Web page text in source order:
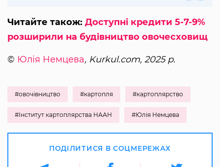
Читайте також: Доступні кредити 5-7-9%
розширили на будівництво овочесховищ
© Юлія Немцева, Kurkul.com, 2025 р.
#овочівництво #картопля #картоплярство
#Інститут картоплярства НААН #Юлія Немцева
ПОДІЛИТИСЯ В СОЦМЕРЕЖАХ